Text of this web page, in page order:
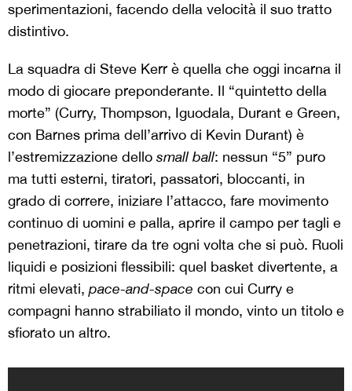
sperimentazioni, facendo della velocità il suo tratto
distintivo.
La squadra di Steve Kerr è quella che oggi incarna il
modo di giocare preponderante. Il “quintetto della
morte” (Curry, Thompson, Iguodala, Durant e Green,
con Barnes prima dell’arrivo di Kevin Durant) è
l’estremizzazione dello small ball: nessun “5” puro
ma tutti esterni, tiratori, passatori, bloccanti, in
grado di correre, iniziare l’attacco, fare movimento
continuo di uomini e palla, aprire il campo per tagli e
penetrazioni, tirare da tre ogni volta che si può. Ruoli
liquidi e posizioni flessibili: quel basket divertente, a
ritmi elevati, pace-and-space con cui Curry e
compagni hanno strabiliato il mondo, vinto un titolo e
sfiorato un altro.